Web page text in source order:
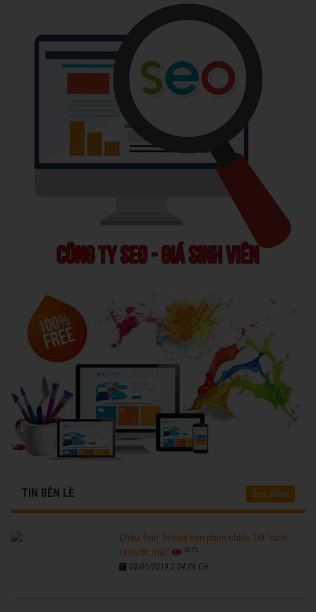
TIN BÊN LỀ Đọc thêm
Châu Tinh Trì hứa hẹn phim chiếu Tết 'cười
ra nước mắt'
6775
03/01/2019 2:04:06 CH